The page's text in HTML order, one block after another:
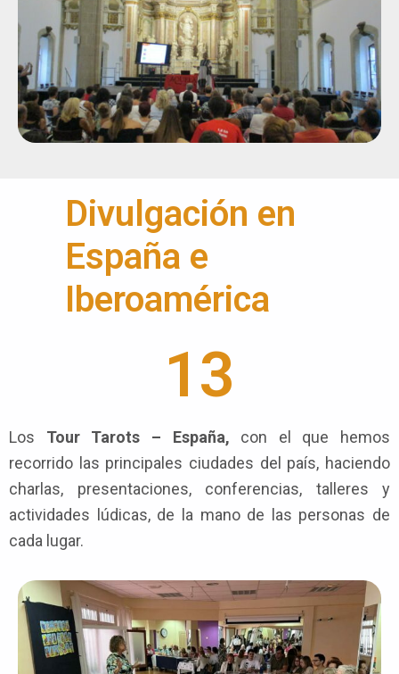
Divulgación en
España e
Iberoamérica
13
Los Tour Tarots – España, con el que hemos
recorrido las principales ciudades del país, haciendo
charlas, presentaciones, conferencias, talleres y
actividades lúdicas, de la mano de las personas de
cada lugar.